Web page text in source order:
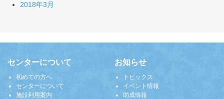
2018年3月
センターについて
初めての方へ
センターについて
施設利用案内
お知らせ
トピックス
イベント情報
助成情報